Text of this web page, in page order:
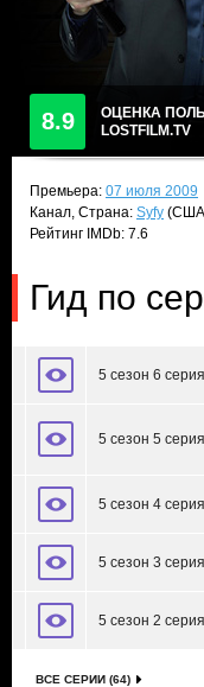
8.9
ОЦЕНКА
LOSTFILM.TV
Премьера: 07 июля 2009
Канал, Страна: Syfy
Рейтинг IMDb: 7.6
Гид по
5 сезон 6 серия
5 сезон 5 серия
5 сезон 4 серия
5 сезон 3 серия
5 сезон 2 серия
ВСЕ СЕРИИ (64)